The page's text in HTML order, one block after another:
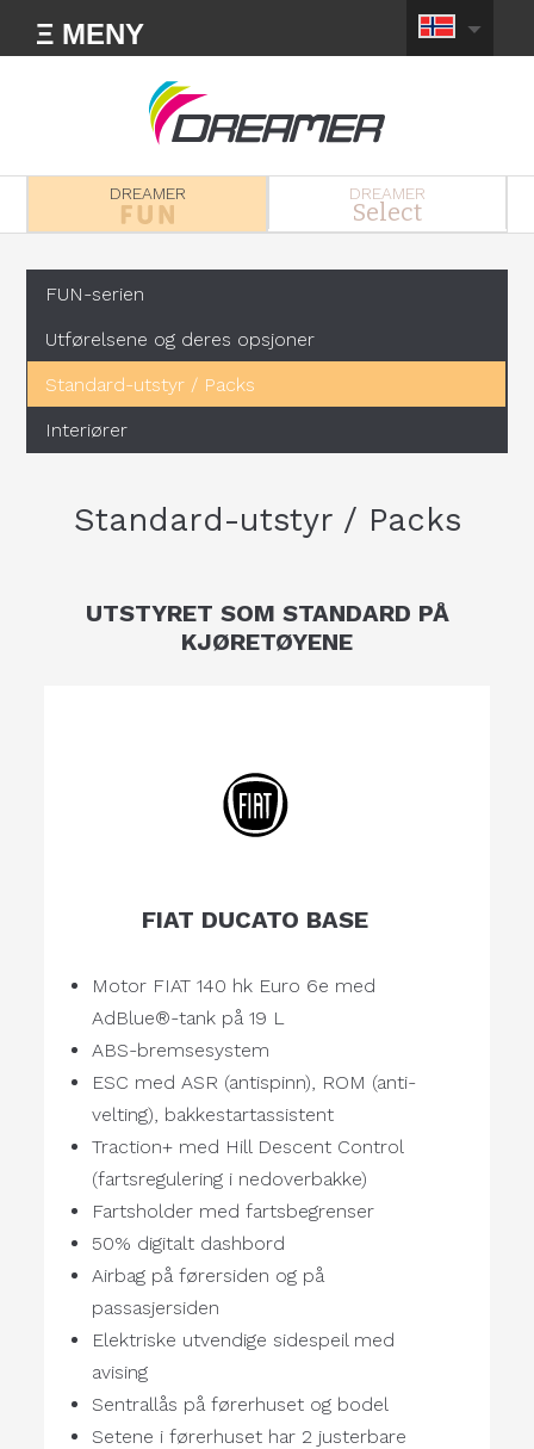
Ξ MENY
DREAMER DREAMER
Select
FUN-serien
Utførelsene og deres opsjoner
Standard-utstyr / Packs
Interiører
Standard-utstyr / Packs
UTSTYRET SOM STANDARD PÅ
KJØRETØYENE
FIAT DUCATO BASE
Motor FIAT 140 hk Euro 6e med
AdBlue®-tank på 19 L
ABS-bremsesystem
ESC med ASR (antispinn), ROM (anti-
velting), bakkestartassistent
Traction+ med Hill Descent Control
(fartsregulering i nedoverbakke)
Fartsholder med fartsbegrenser
50% digitalt dashbord
Airbag på førersiden og på
passasjersiden
Elektriske utvendige sidespeil med
avising
Sentrallås på førerhuset og bodel
Setene i førerhuset har 2 justerbare